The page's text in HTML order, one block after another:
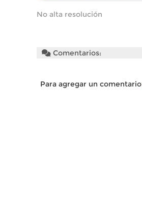
No alta resolución
Comentarios:
Para agregar un comentario